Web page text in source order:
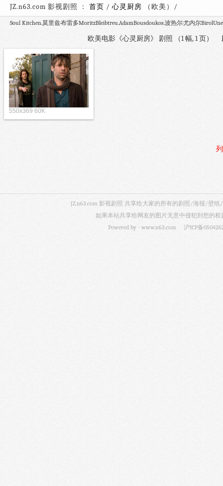
JZ.n63.com 影视剧照 ： 首页 / 心灵厨房 （欧美）
Soul Kitchen.莫里兹·布雷多MoritzBleibtreu.AdamBousdoukos.波热尔·尤内尔
欧美电影《心灵厨房》 剧照 （1 幅, 1 页）
550x369 60K
JZ.n63.com 影视剧照 共享给大家的所有的剧照/海报/壁
如果本站共享给网友的图片无意中侵犯到您的
Powered by - www.n63.com 沪ICP备